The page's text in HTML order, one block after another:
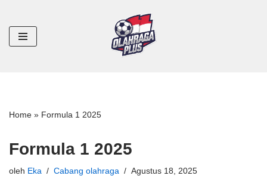
Lompat
ke
Home » Formula 1 2025
Formula 1 2025
oleh Eka Cabang olahraga Agustus 18, 2025